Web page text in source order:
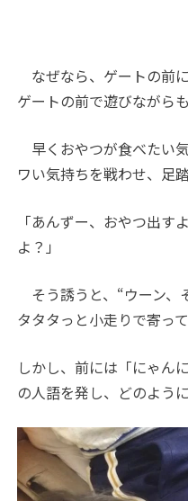
なぜなら、ゲートの前
ゲートの前で遊びながら
早くおやつが食べたい
ワい気持ちを戦わせ、足
「あんずー、おやつ出
よ？」
そう誘うと、“ウーン、
タタタっと小走りで寄って
しかし、前には「にゃん
の人語を発し、どのよう